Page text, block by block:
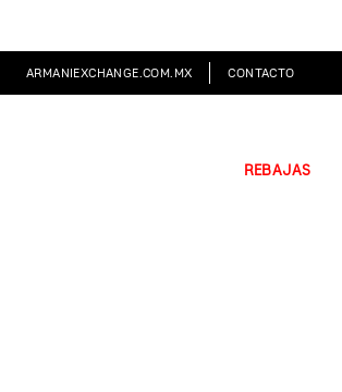
ARMANIEXCHANGE.COM.MX CONTACTO
REBAJAS